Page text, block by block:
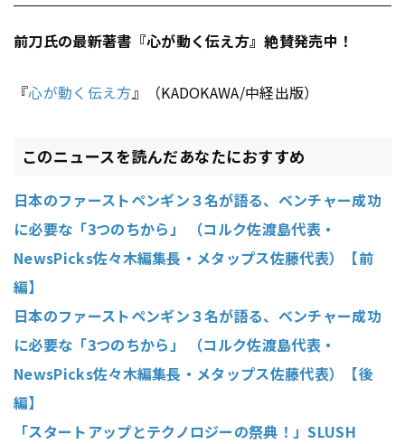
前刀氏の最新著書『心が動く伝え方』絶賛発売中！
『心が動く伝え方』（KADOKAWA/中経出版）
このニュースを読んだあなたにおすすめ
日本のファーストペンギン３名が語る、ベンチャー成功
に必要な「3つのちから」 （コルク佐渡島代表・
NewsPicks佐々木編集長・メタップス佐藤代表）【前
編】
日本のファーストペンギン３名が語る、ベンチャー成功
に必要な「3つのちから」 （コルク佐渡島代表・
NewsPicks佐々木編集長・メタップス佐藤代表）【後
編】
「スタートアップとテクノロジーの祭典！」SLUSH